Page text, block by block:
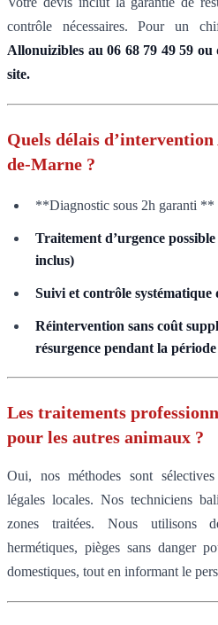
contrôle nécessaires. Pour un
Allonuizibles au 06 68 79 49 59
site.
Quels délais
de-Marne ?
**Diagnostic sous 2h garanti **
Traitement d’urgence
inclus)
Suivi et contrôle systématique
Réintervention sans coût
résurgence pendant la
Les traitements
pour les autres animaux ?
Oui, nos méthodes sont
légales locales. Nos techniciens
zones traitées. Nous utilisons
hermétiques, pièges sans danger
domestiques, tout en informant le